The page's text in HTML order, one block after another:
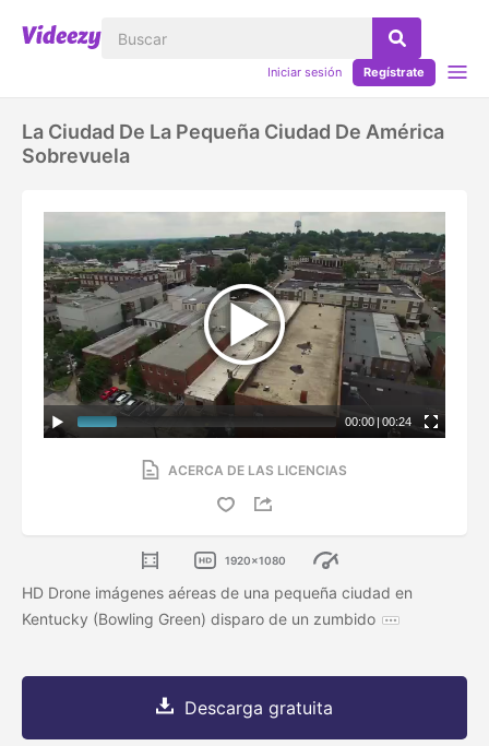
Iniciar sesión Regístrate
La Ciudad De La Pequeña Ciudad De América
Sobrevuela
00:00 | 00:24
ACERCA DE LAS LICENCIAS
1920x1080
HD Drone imágenes aéreas de una pequeña ciudad en
Kentucky (Bowling Green) disparo de un zumbido
Descarga gratuita